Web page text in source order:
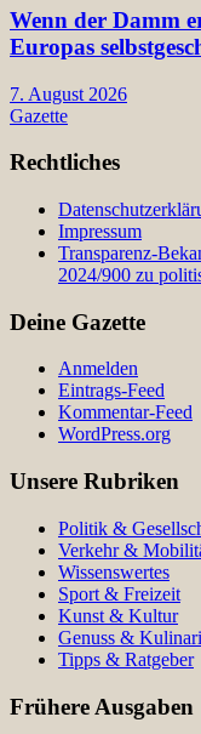
Wenn der Damm
Europas
7. August 2026
Gazette
Rechtliches
Impressum
Transparenz-
2024/900 zu
Deine Gazette
Anmelden
Eintrags-Feed
Kommentar-Feed
WordPress.org
Unsere Rubriken
Politik &
Verkehr &
Wissenswertes
Sport & Freizeit
Kunst & Kultur
Genuss &
Tipps & Ratgeber
Frühere Ausgaben